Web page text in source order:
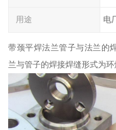
用途 电
带颈平焊法兰管子与法兰的
兰与管子的焊接焊缝形式为环